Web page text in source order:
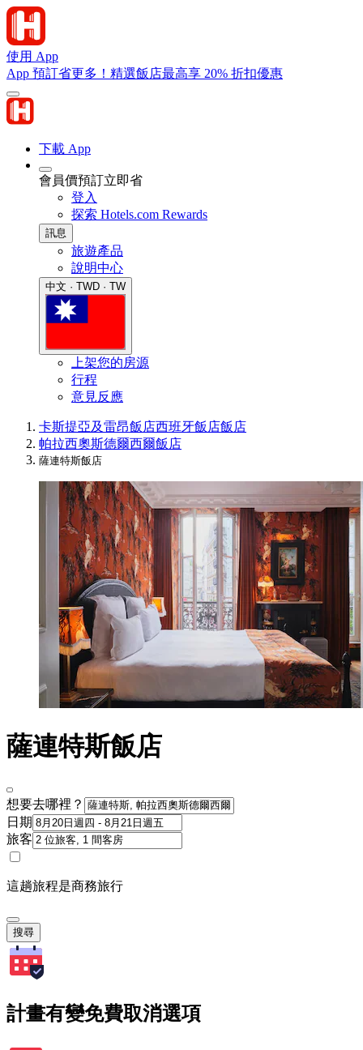
使用 App
App 預訂省更多！精選飯店最高享 20% 折扣優惠
下載 App
會員價預訂立即省
登入
探索 Hotels.com Rewards
訊息
旅遊產品
說明中心
中文 · TWD · TW
上架您的房源
行程
意見反應
卡斯提亞及雷昂飯店西班牙飯店飯店
帕拉西奧斯德爾西爾飯店
薩連特斯飯店
薩連特斯飯店
想要去哪裡？
日期
旅客
這趟旅程是商務旅行
搜尋
計畫有變免費取消選項